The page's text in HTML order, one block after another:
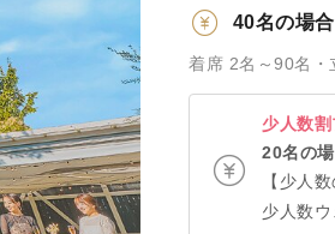
40名の場合
着席 2名～90名・
少人数
20名の
【少人
少人数